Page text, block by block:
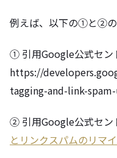
例えば、以下の①と②の
① 引用Google公式セン
https://
tagging-and-link-
② 引用Google公式セン
とリンクスパムのリマ